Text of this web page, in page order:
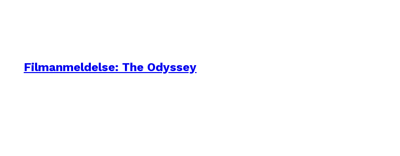
Filmanmeldelse: The Odyssey